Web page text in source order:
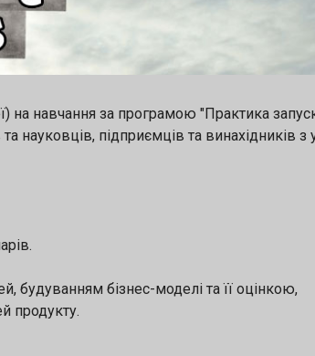
на навчання за програмою "Практика
науковців, підприємців та винахідників з
будуванням бізнес-моделі та її оцінкою,
продукту.